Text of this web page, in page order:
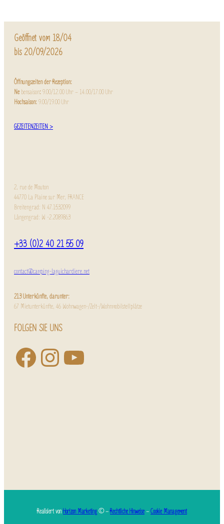
Geöffnet vom 18/04
bis 20/09/2026
Öffnungszeiten der Rezeption:
Ne bensaison:9.00/12.00 Uhr – 14.00/17.00 Uhr
Hochsaison:9.00/19.00 Uhr
GEZEITENZEITEN >
2, rue de Mouton
44770 La Plaine sur Mer, FRANCE
Breitengrad: N 47.1532099
Längengrad: W -2.2089863
+33 (0)2 40 21 55 09
contact@camping-laguichardiere.net
213 Unterkünfte, darunter:
67 Mietunterkünfte, 46 Wohnwagen-/Zelt-/Wohnmobilstellplätze
FOLGEN SIE UNS
Realisiert vonHorizon Marketing© –Rechtliche Hinweise–Cookie Management